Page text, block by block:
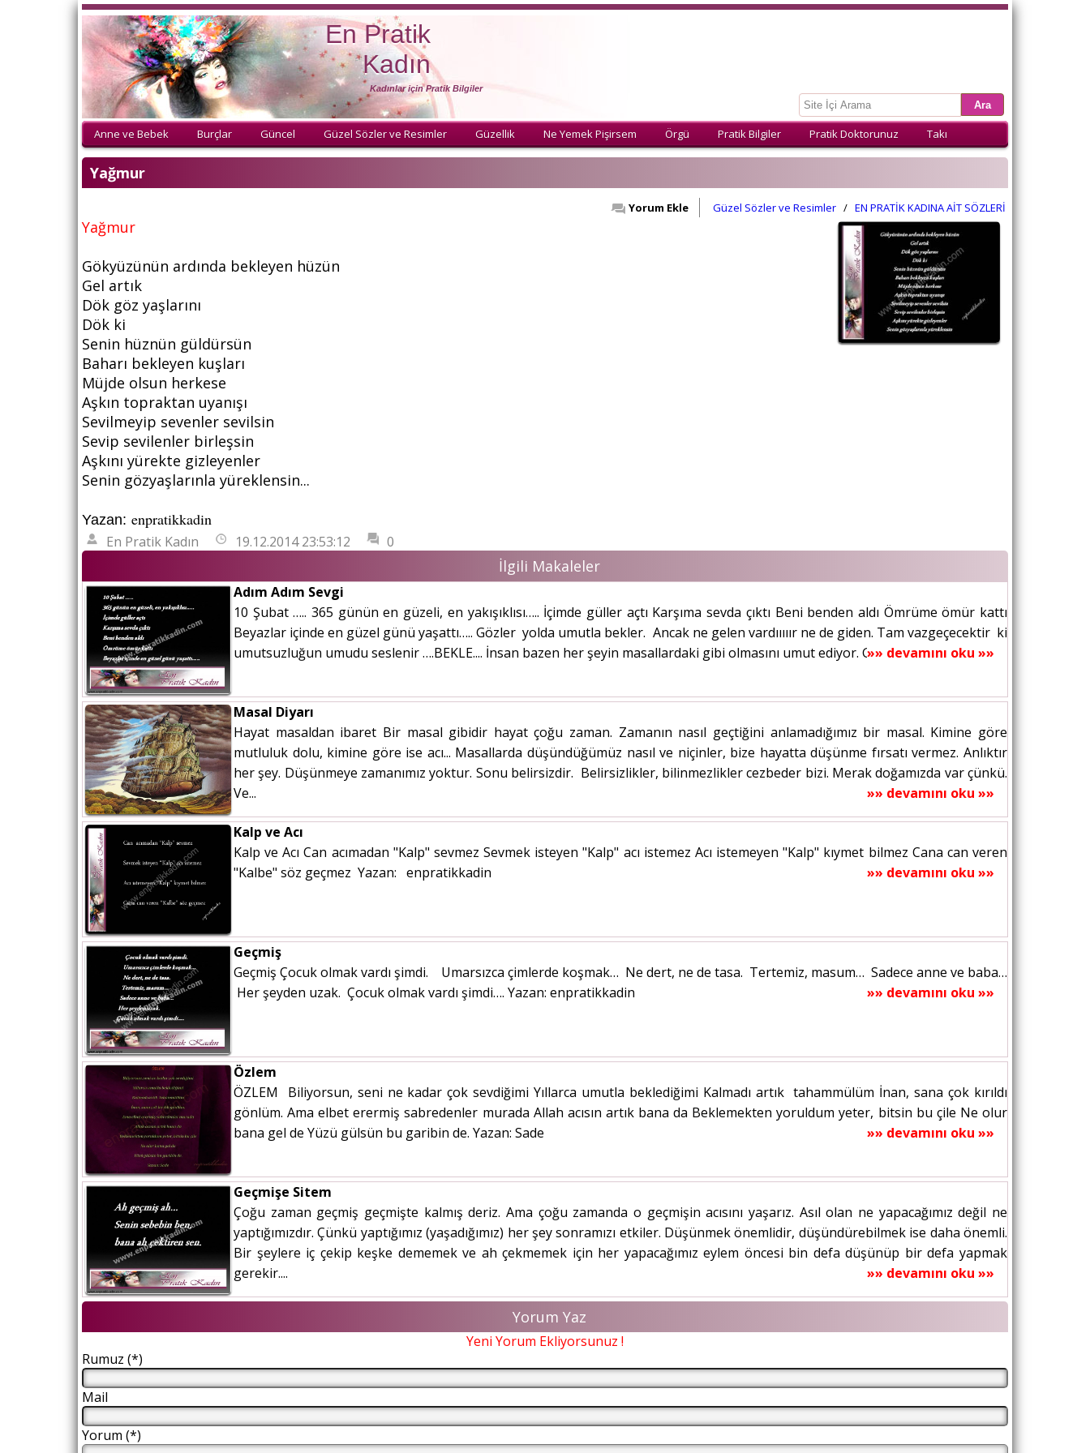
En Pratik
Kadın
Kadınlar için Pratik Bilgiler
Anne ve Bebek Burçlar Güncel Güzel Sözler ve Resimler Güzellik Ne Yemek Pişirsem Örgü Pratik Bilgiler Pratik Doktorunuz Takı
Yağmur
EN PRATİK KADINA AİT SÖZLERİ
/
Güzel Sözler ve Resimler
Yorum Ekle
Yağmur
Gökyüzünün ardında bekleyen hüzün
Gel artık
Dök göz yaşlarını
Dök ki
Senin hüznün güldürsün
Baharı bekleyen kuşları
Müjde olsun herkese
Aşkın topraktan uyanışı
Sevilmeyip sevenler sevilsin
Sevip sevilenler birleşsin
Aşkını yürekte gizleyenler
Senin gözyaşlarınla yüreklensin...
Yazan: enpratikkadin
En Pratik Kadın 19.12.2014 23:53:12 0
İlgili Makaleler
Adım Adım Sevgi
10 Şubat ….. 365 günün en güzeli, en yakışıklısı….. İçimde güller açtı Karşıma sevda çıktı Beni benden aldı Ömrüme ömür kattı
Beyazlar içinde en güzel günü yaşattı….. Gözler yolda umutla bekler. Ancak ne gelen vardııııır ne de giden. Tam vazgeçecektir ki
umutsuzluğun umudu seslenir ….BEKLE.... İnsan bazen her şeyin masallardaki gibi olmasını umut ediyor. Gözlerini kapatıp...
»» devamını oku »»
Masal Diyarı
Hayat masaldan ibaret Bir masal gibidir hayat çoğu zaman. Zamanın nasıl geçtiğini anlamadığımız bir masal. Kimine göre
mutluluk dolu, kimine göre ise acı... Masallarda düşündüğümüz nasıl ve niçinler, bize hayatta düşünme fırsatı vermez. Anlıktır
her şey. Düşünmeye zamanımız yoktur. Sonu belirsizdir. Belirsizlikler, bilinmezlikler cezbeder bizi. Merak doğamızda var çünkü.
Ve...
»» devamını oku »»
Kalp ve Acı
Kalp ve Acı Can acımadan "Kalp" sevmez Sevmek isteyen "Kalp" acı istemez Acı istemeyen "Kalp" kıymet bilmez Cana can veren
"Kalbe" söz geçmez Yazan: enpratikkadin
»» devamını oku »»
Geçmiş
Geçmiş Çocuk olmak vardı şimdi. Umarsızca çimlerde koşmak… Ne dert, ne de tasa. Tertemiz, masum… Sadece anne ve baba…
Her şeyden uzak. Çocuk olmak vardı şimdi…. Yazan: enpratikkadin
»» devamını oku »»
Özlem
ÖZLEM Biliyorsun, seni ne kadar çok sevdiğimi Yıllarca umutla beklediğimi Kalmadı artık tahammülüm İnan, sana çok kırıldı
gönlüm. Ama elbet erermiş sabredenler murada Allah acısın artık bana da Beklemekten yoruldum yeter, bitsin bu çile Ne olur
bana gel de Yüzü gülsün bu garibin de. Yazan: Sade
»» devamını oku »»
Geçmişe Sitem
Çoğu zaman geçmiş geçmişte kalmış deriz. Ama çoğu zamanda o geçmişin acısını yaşarız. Asıl olan ne yapacağımız değil ne
yaptığımızdır. Çünkü yaptığımız (yaşadığımız) her şey sonramızı etkiler. Düşünmek önemlidir, düşündürebilmek ise daha önemli.
Bir şeylere iç çekip keşke dememek ve ah çekmemek için her yapacağımız eylem öncesi bin defa düşünüp bir defa yapmak
gerekir....
»» devamını oku »»
Yorum Yaz
Yeni Yorum Ekliyorsunuz !
Rumuz (*)
Mail
Yorum (*)